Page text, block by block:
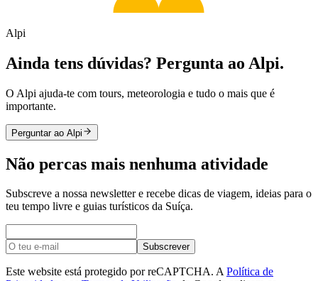
Alpi
Ainda tens dúvidas? Pergunta ao Alpi.
O Alpi ajuda-te com tours, meteorologia e tudo o mais que é
importante.
Perguntar ao Alpi
Não percas mais nenhuma atividade
Subscreve a nossa newsletter e recebe dicas de viagem, ideias para o
teu tempo livre e guias turísticos da Suíça.
Subscrever
Este website está protegido por reCAPTCHA. APolítica de